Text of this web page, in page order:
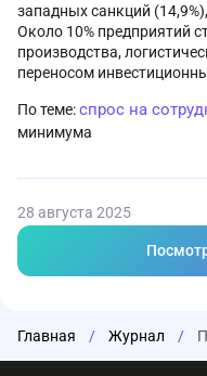
западных санкций
Около 10% предприятий
производства,
переносом
По теме:спрос на
минимума
28 августа 2025
Главная / Журнал /